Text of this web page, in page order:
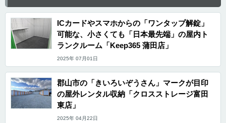
ICカードやスマホからの「ワンタップ解錠」
可能な、小さくても「日本最先端」の屋内ト
ランクルーム「Keep365 蒲田店」
2025年 07月01日
郡山市の「きいろいぞうさん」マークが目印
の屋外レンタル収納「クロスストレージ富田
東店」
2025年 04月22日